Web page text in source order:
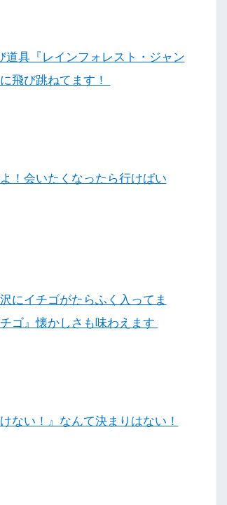
具『レインフォレスト・ジャン
飛び跳ねてます！
！会いたくなったら行けばい
にイチゴがたらふく入ってま
ゴ』懐かしさも味わえます
ない！』なんて決まりはない！